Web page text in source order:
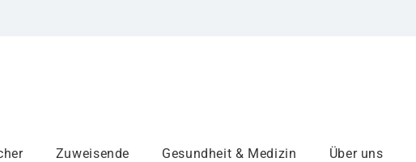
Zuweisende Gesundheit & Medizin Über uns